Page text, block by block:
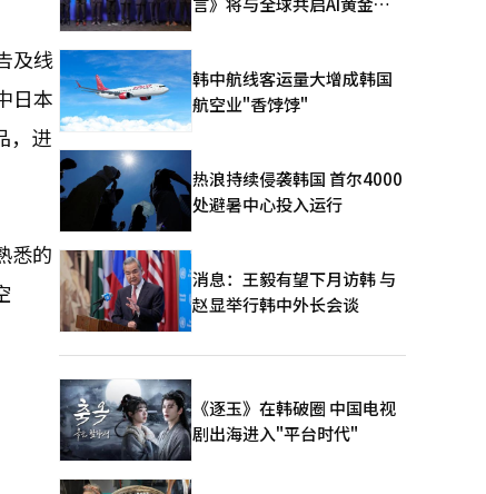
及线
日本
，进
悉的
韩中航线客运量大增成韩国
航空业"香饽饽"
热浪持续侵袭韩国 首尔4000
处避暑中心投入运行
消息：王毅有望下月访韩 与
赵显举行韩中外长会谈
《逐玉》在韩破圈 中国电视
剧出海进入"平台时代"